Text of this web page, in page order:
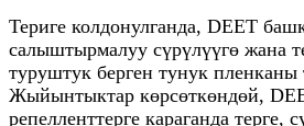
Териге колдонулганда, DEET
салыштырмалуу сүрүлүүгө жана
туруштук берген тунук пленканы
Жыйынтыктар көрсөткөндөй,
репелленттерге караганда терге,